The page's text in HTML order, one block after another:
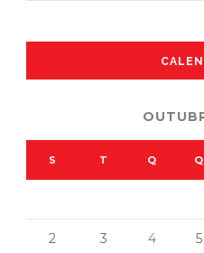
S T Q Q
2 3 4 5